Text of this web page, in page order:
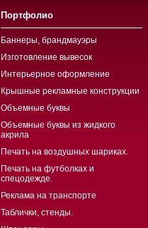
Портфолио
Баннеры, брандмауэры
Изготовление вывесок
Интерьерное оформление
Крышные рекламные конструкции
Объемные буквы
Объемные буквы из жидкого
акрила
Печать на воздушных шариках.
Печать на футболках и
спецодежде.
Реклама на транспорте
Таблички, стенды.